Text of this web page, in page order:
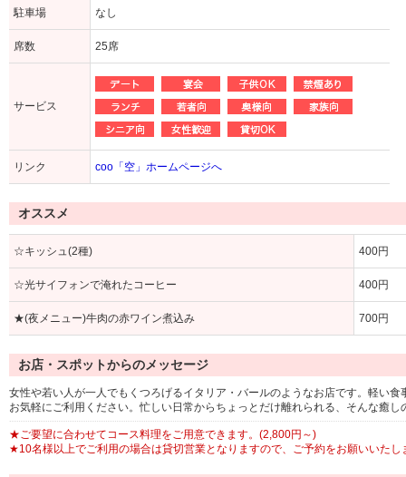
駐車場 なし
席数 25席
サービス
リンク coo「空」ホームページへ
オススメ
☆キッシュ(2種) 400円
☆光サイフォンで淹れたコーヒー 400円
★(夜メニュー)牛肉の赤ワイン煮込み 700円
お店・スポットからのメッセージ
女性や若い人が一人でもくつろげるイタリア・バールのようなお店です。軽い
お気軽にご利用ください。忙しい日常からちょっとだけ離れられる、そんな癒し
★ご要望に合わせてコース料理をご用意できます。(2,800円～)
★10名様以上でご利用の場合は貸切営業となりますので、ご予約をお願いいたし